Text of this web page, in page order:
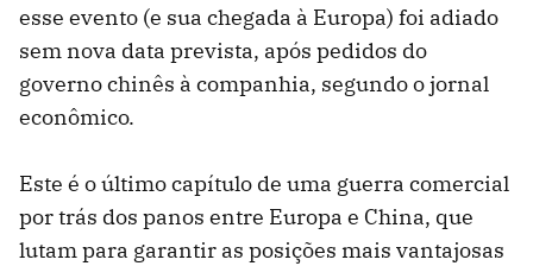
esse evento (e sua chegada à Europa) foi adiado
sem nova data prevista, após pedidos do
governo chinês à companhia, segundo o jornal
econômico.
Este é o último capítulo de uma guerra comercial
por trás dos panos entre Europa e China, que
lutam para garantir as posições mais vantajosas